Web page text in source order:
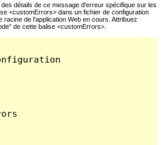
détails de ce message d'erreur spécifique sur les
<customErrors> dans un fichier de configuration
de l'application Web en cours. Attribuez
de cette balise <customErrors>.